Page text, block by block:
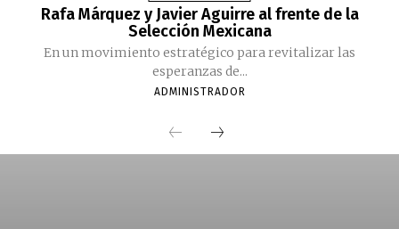
Rafa Márquez y Javier Aguirre al frente de la
Selección Mexicana
En un movimiento estratégico para revitalizar las
esperanzas de...
ADMINISTRADOR